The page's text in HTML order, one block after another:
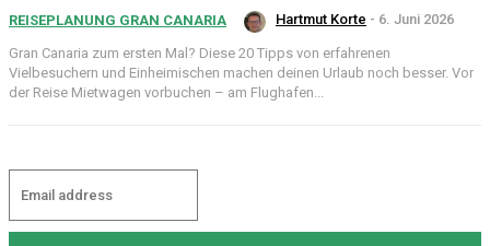
REISEPLANUNG GRAN CANARIA Hartmut Korte - 6. Juni 2026
Gran Canaria zum ersten Mal? Diese 20 Tipps von erfahrenen
Vielbesuchern und Einheimischen machen deinen Urlaub noch besser. Vor
der Reise Mietwagen vorbuchen – am Flughafen...